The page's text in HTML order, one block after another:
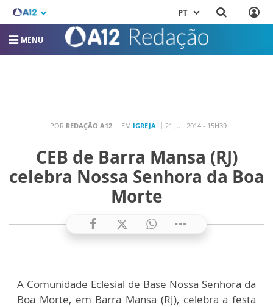
PT
MENU
POR REDAÇÃO A12 EM IGREJA 21 JUL 2014 - 15H39
CEB de Barra Mansa (RJ)
celebra Nossa Senhora da Boa
Morte
A Comunidade Eclesial de Base Nossa Senhora da
Boa Morte, em Barra Mansa (RJ), celebra a festa